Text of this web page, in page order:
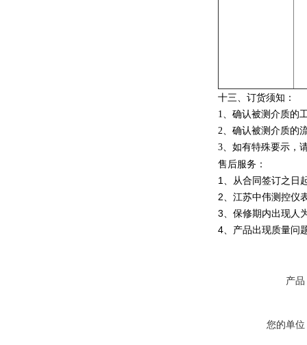
十三、 订货须知：
1、确认被测介质的
2、确认被测介质的
3、如有特殊要示，
售后服务：
1、从合同签订之日
2、江苏中伟测控仪
3、保修期内出现人
4、产品出现质量问
产品
您的单位